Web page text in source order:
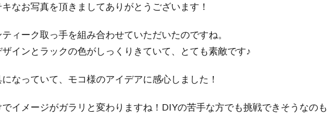
なお写真を頂きましてありがとうございます！
ィーク取っ手を組み合わせていただいたのですね。
インとラックの色がしっくりきていて、とても素敵です♪
なっていて、モコ様のアイデアに感心しました！
イメージがガラリと変わりますね！DIYの苦手な方でも挑戦できそうなのも